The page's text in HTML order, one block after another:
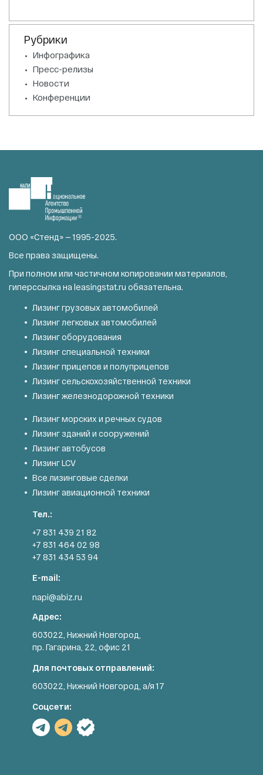
Рубрики
Инфографика
Пресс-релизы
Новости
Конференции
ООО «Стенд» — 1995-2025.
Все права защищены.
При полном или частичном копировании материалов,
гиперссылка на leasingstat.ru обязательна.
Лизинг грузовых автомобилей
Лизинг легковых автомобилей
Лизинг оборудования
Лизинг специальной техники
Лизинг прицепов и полуприцепов
Лизинг сельскохозяйственной техники
Лизинг железнодорожной техники
Лизинг морских и речных судов
Лизинг зданий и сооружений
Лизинг автобусов
Лизинг LCV
Все лизинговые сделки
Лизинг авиационной техники
Тел.:
+7 831 439 21 82
+7 831 464 02 98
+7 831 434 53 94
E-mail:
napi@abiz.ru
Адрес:
603022, Нижний Новгород,
пр. Гагарина, 22, офис 21
Для почтовых отправлений:
603022, Нижний Новгород, а/я 17
Соцсети: